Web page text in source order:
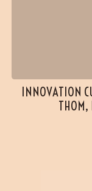
INNOVATION
THOM,